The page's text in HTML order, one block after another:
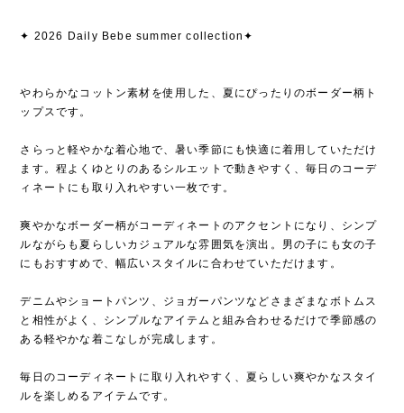
✦ 2026 Daily Bebe summer collection✦
やわらかなコットン素材を使用した、夏にぴったりのボーダー柄ト
ップスです。
さらっと軽やかな着心地で、暑い季節にも快適に着用していただけ
ます。程よくゆとりのあるシルエットで動きやすく、毎日のコーデ
ィネートにも取り入れやすい一枚です。
爽やかなボーダー柄がコーディネートのアクセントになり、シンプ
ルながらも夏らしいカジュアルな雰囲気を演出。男の子にも女の子
にもおすすめで、幅広いスタイルに合わせていただけます。
デニムやショートパンツ、ジョガーパンツなどさまざまなボトムス
と相性がよく、シンプルなアイテムと組み合わせるだけで季節感の
ある軽やかな着こなしが完成します。
毎日のコーディネートに取り入れやすく、夏らしい爽やかなスタイ
ルを楽しめるアイテムです。